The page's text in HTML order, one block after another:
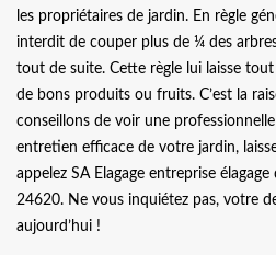
les propriétaires de jardin. En règle
interdit de couper plus de ¼ des
tout de suite. Cette règle lui laisse
de bons produits ou fruits. C’est la
conseillons de voir une
entretien efficace de votre jardin,
appelez SA Elagage entreprise
24620. Ne vous inquiétez pas, votre
aujourd’hui !